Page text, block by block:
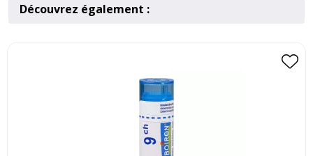
Découvrez également :